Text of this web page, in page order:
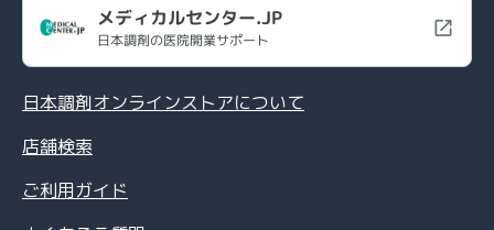
メディカルセンター.JP
日本調剤の医院開業サポート
日本調剤オンラインストアについて
店舗検索
ご利用ガイド